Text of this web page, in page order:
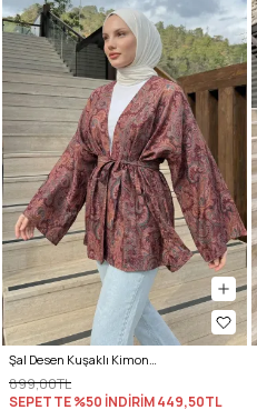
Şal Desen Kuşaklı Kimono 2375 - MÜRDÜM
899,00TL
SEPETTE %50 İNDİRİM449,50TL